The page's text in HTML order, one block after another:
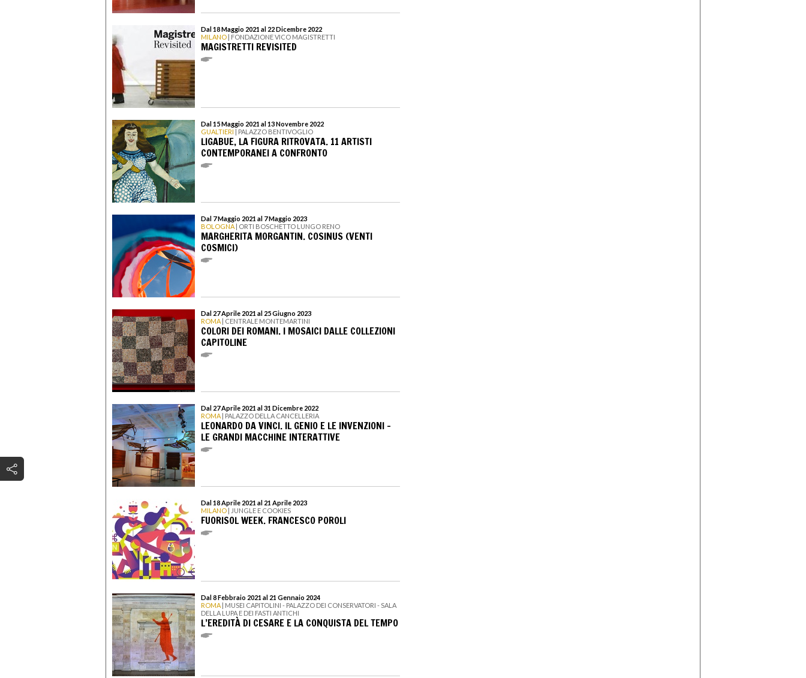
Dal 18 Maggio 2021 al 22 Dicembre 2022
MILANO | FONDAZIONE VICO MAGISTRETTI
MAGISTRETTI REVISITED
Dal 15 Maggio 2021 al 13 Novembre 2022
GUALTIERI | PALAZZO BENTIVOGLIO
LIGABUE, LA FIGURA RITROVATA. 11 ARTISTI
CONTEMPORANEI A CONFRONTO
Dal 7 Maggio 2021 al 7 Maggio 2023
BOLOGNA | ORTI BOSCHETTO LUNGO RENO
MARGHERITA MORGANTIN. COSINUS (VENTI
COSMICI)
Dal 27 Aprile 2021 al 25 Giugno 2023
ROMA | CENTRALE MONTEMARTINI
COLORI DEI ROMANI. I MOSAICI DALLE COLLEZIONI
CAPITOLINE
Dal 27 Aprile 2021 al 31 Dicembre 2022
ROMA | PALAZZO DELLA CANCELLERIA
LEONARDO DA VINCI. IL GENIO E LE INVENZIONI –
LE GRANDI MACCHINE INTERATTIVE
Dal 18 Aprile 2021 al 21 Aprile 2023
MILANO | JUNGLE E COOKIES
FUORISOL WEEK. FRANCESCO POROLI
Dal 8 Febbraio 2021 al 21 Gennaio 2024
ROMA | MUSEI CAPITOLINI - PALAZZO DEI CONSERVATORI - SALA
DELLA LUPA E DEI FASTI ANTICHI
L’EREDITÀ DI CESARE E LA CONQUISTA DEL TEMPO